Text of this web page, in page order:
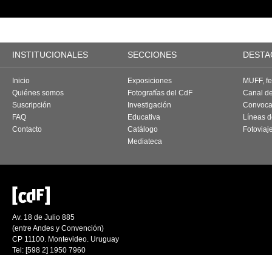
INSTITUCIONALES SECCIONES
Inicio
Quiénes somos
Suscripción
FAQ
Contacto
Exposiciones
Fotografías del CdF
Investigación
Educativa
Catálogo
Mediateca
MUFF,
Canal
Líneas
Av. 18 de Julio 885
(entre Andes y Convención)
CP 11100. Montevideo. Uruguay
Tel: [598 2] 1950 7960